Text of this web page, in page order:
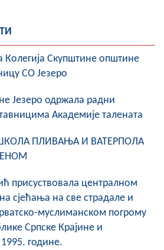
Колегија Скупштине општине
СО Језеро
Језеро одржала радни
Академије талената
ПЛИВАЊА И ВАТЕРПОЛА
присуствовала централном
сјећања на све страдале и
муслиманском погрому
Српске Крајине и
године.